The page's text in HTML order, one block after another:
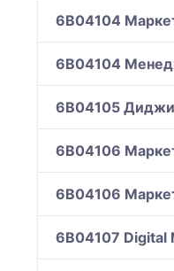
6B04104
6B04104
6B04105
6B04106
6B04106
6B04107 Digital